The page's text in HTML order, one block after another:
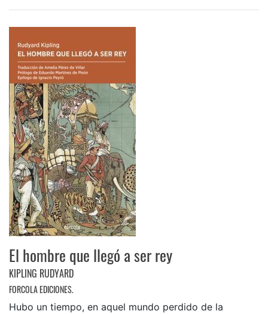
El hombre que llegó a ser rey
KIPLING RUDYARD
FORCOLA EDICIONES.
Hubo un tiempo, en aquel mundo perdido de la